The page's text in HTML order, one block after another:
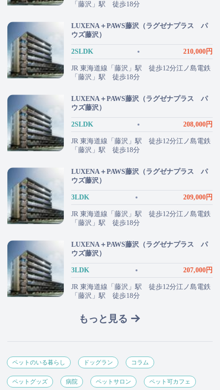
「藤沢」駅 徒歩18分
LUXENA＋PAWS藤沢（ラグゼナプラス パ
ウズ藤沢）
2SLDK 210,000円
JR 東海道線「藤沢」駅 徒歩12分江ノ島電鉄
「藤沢」駅 徒歩18分
LUXENA＋PAWS藤沢（ラグゼナプラス パ
ウズ藤沢）
2SLDK 208,000円
JR 東海道線「藤沢」駅 徒歩12分江ノ島電鉄
「藤沢」駅 徒歩18分
LUXENA＋PAWS藤沢（ラグゼナプラス パ
ウズ藤沢）
3LDK 209,000円
JR 東海道線「藤沢」駅 徒歩12分江ノ島電鉄
「藤沢」駅 徒歩18分
LUXENA＋PAWS藤沢（ラグゼナプラス パ
ウズ藤沢）
3LDK 207,000円
JR 東海道線「藤沢」駅 徒歩12分江ノ島電鉄
「藤沢」駅 徒歩18分
もっと見る
ペットのいる暮らし ドッグラン コラム
ペットグッズ 病院 ペットサロン ペット可カフェ